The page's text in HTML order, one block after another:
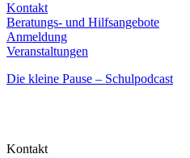
Kontakt
Beratungs- und Hilfsangebote
Anmeldung
Veranstaltungen
Die kleine Pause – Schulpodcast
Kontakt